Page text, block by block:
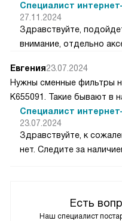
Есть
Наш специалист
Специалист
27.11.2024
Здравствуйте,
внимание, отдельно
Евгения23.07.2024
Нужны сменные фильтры
K655091. Такие бывают в
Специалист
23.07.2024
Здравствуйте, к
нет. Следите за